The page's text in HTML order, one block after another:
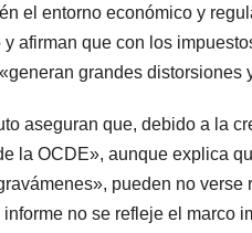
el entorno económico y
y afirman que con los
grandes
aseguran que, debido a la
la OCDE», aunque explica
pueden no
no se refleje el marco